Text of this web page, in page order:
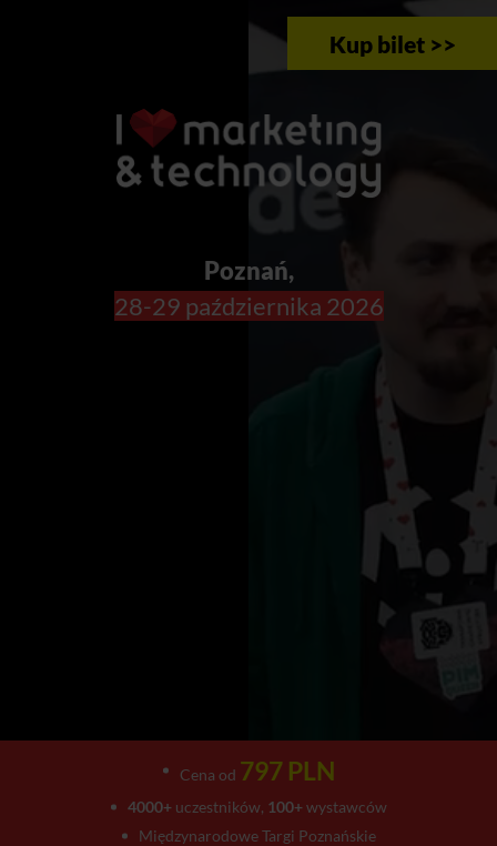
Kup bilet >>
Poznań,
28-29 października 2026
Cena od 797 PLN
4000+uczestników, 100+wystawców
Międzynarodowe Targi Poznańskie